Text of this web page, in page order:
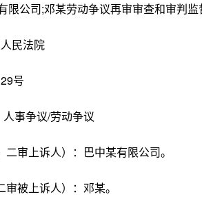
限公司;邓某劳动争议再审审查和审
民法院
号
人事争议/劳动争议
审上诉人）：巴中某有限公司。
被上诉人）：邓某。